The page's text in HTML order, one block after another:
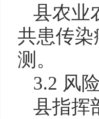
县农业
共患传
测。
3.2 风
县指挥